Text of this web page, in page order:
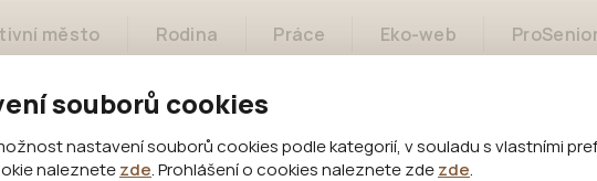
souborů cookies
nastavení souborů cookies podle kategorií, v souladu s vlastními
naleznetezde. Prohlášení o cookies naleznete zde zde.
město Rodina Práce Eko-web
Projekty Městský architekt